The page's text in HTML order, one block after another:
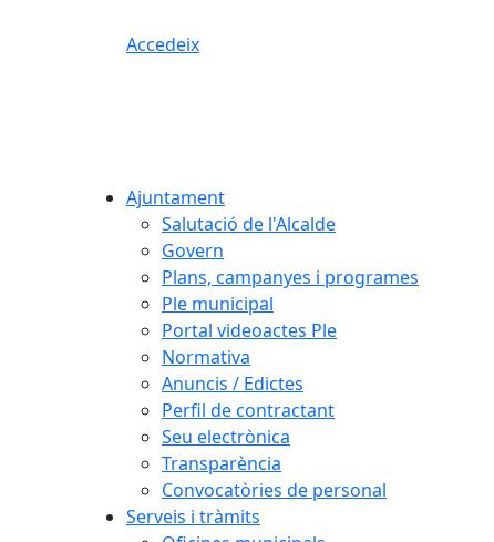
Accedeix
Ajuntament
Salutació de l'Alcalde
Govern
Plans, campanyes i programes
Ple municipal
Portal videoactes Ple
Normativa
Anuncis / Edictes
Perfil de contractant
Seu electrònica
Transparència
Convocatòries de personal
Serveis i tràmits